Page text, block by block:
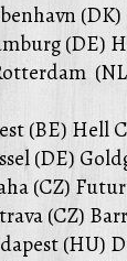
(DE)
(BE) Hell
(DE)
(CZ)
(CZ)
(HU)